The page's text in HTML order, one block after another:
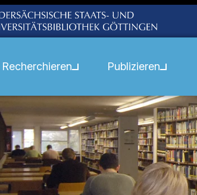
Recherchieren Publizieren